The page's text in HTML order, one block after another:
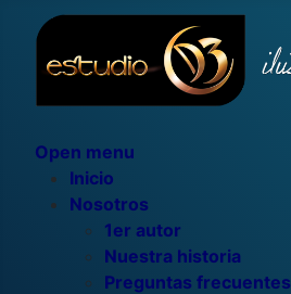
Open menu
Inicio
Nosotros
1er autor
Nuestra historia
Preguntas frecuentes